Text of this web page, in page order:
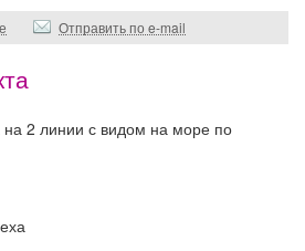
Отправить по e-mail
на 2 линии с видом на море по